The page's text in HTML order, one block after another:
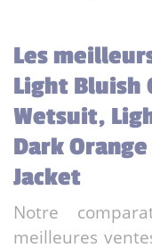
Les
Light Bluish
Wetsuit,
Dark
Jacket
Notre
meilleures